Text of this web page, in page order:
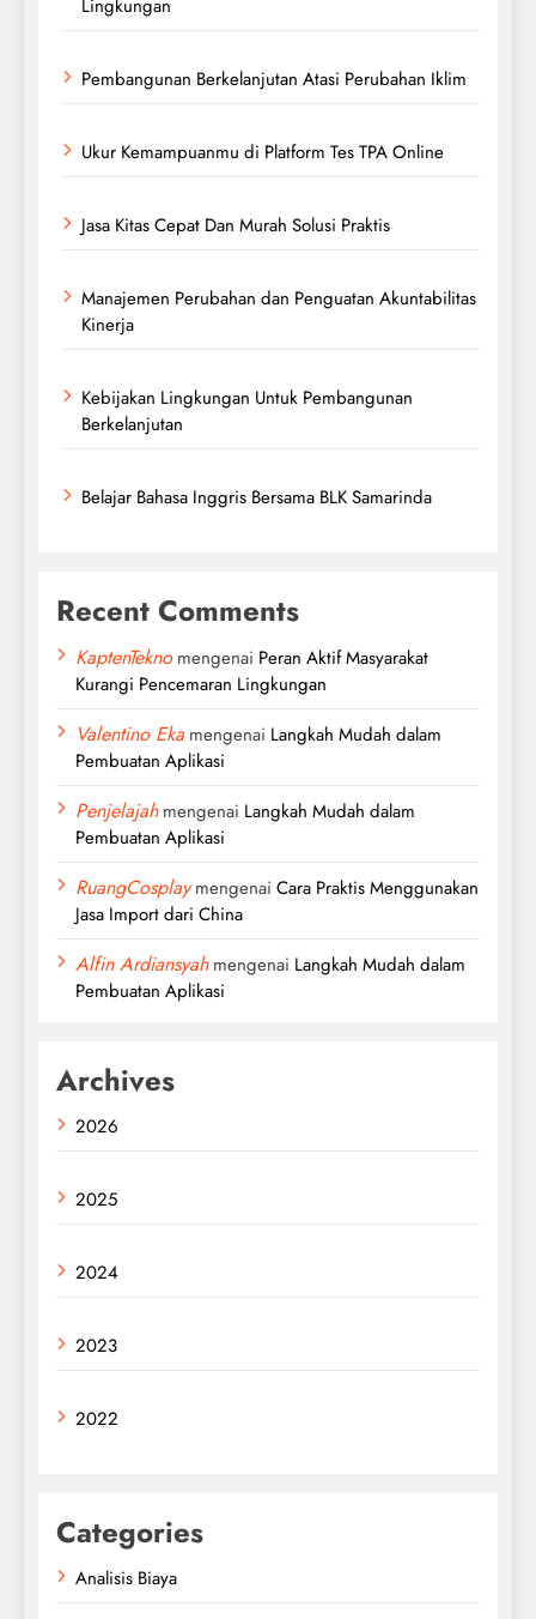
Lingkungan
Pembangunan Berkelanjutan Atasi Perubahan Iklim
Ukur Kemampuanmu di Platform Tes TPA Online
Jasa Kitas Cepat Dan Murah Solusi Praktis
Manajemen Perubahan dan Penguatan Akuntabilitas
Kinerja
Kebijakan Lingkungan Untuk Pembangunan
Berkelanjutan
Belajar Bahasa Inggris Bersama BLK Samarinda
Recent Comments
KaptenTeknomengenai Peran Aktif Masyarakat
Kurangi Pencemaran Lingkungan
Valentino Eka mengenai Langkah Mudah dalam
Pembuatan Aplikasi
Penjelajahmengenai Langkah Mudah dalam
Pembuatan Aplikasi
RuangCosplaymengenai Cara Praktis Menggunakan
Jasa Import dari China
Alfin Ardiansyahmengenai Langkah Mudah dalam
Pembuatan Aplikasi
Archives
2026
2025
2024
2023
2022
Categories
Analisis Biaya